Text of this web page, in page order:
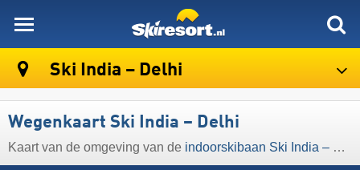
Ski India – Delhi
Wegenkaart Ski India – Delhi
Kaart van de omgeving van de indoorskibaan Ski India – Delhi